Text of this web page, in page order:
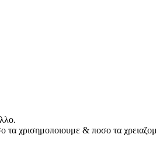
τα χρισημοποιουμε & ποσο τα